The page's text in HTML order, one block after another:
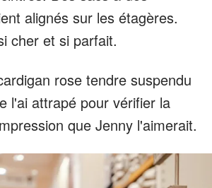
alignés sur les étagères.
cher et si parfait.
rose tendre suspendu
l'ai attrapé pour vérifier la
que Jenny l'aimerait.